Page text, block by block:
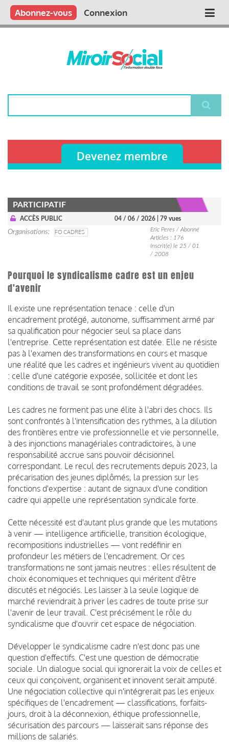
Aller
contenu
Main
Qui sommes nous ?
Vous publiez
Nous publions
Contactez-nous
Abonnez-vous Connexion
Devenez membre
PARTICIPATIF
ACCÈS PUBLIC 04 / 06 / 2026 | 79 vues
Organisations FO CADRES
Eric Peres / Abonné
Articles : 176
Inscrit(e) le 25 / 01
/ 2008
Pourquoi le syndicalisme cadre est un enjeu
d'avenir
Il existe une représentation tenace : celle d'un
encadrement protégé, autonome, suffisamment armé par
sa qualification pour négocier seul sa place dans
l'entreprise. Cette représentation est datée. Elle ne résiste
pas à l'examen des transformations en cours et masque
une réalité que les cadres et ingénieurs vivent au quotidien
: celle d'une catégorie exposée, sollicitée et dont les
conditions de travail se sont profondément dégradées.
Les cadres ne forment pas une élite à l'abri des chocs. Ils
sont confrontés à l'intensification des rythmes, à la dilution
des frontières entre vie professionnelle et vie personnelle,
à des injonctions managériales contradictoires, à une
responsabilité accrue sans pouvoir décisionnel
correspondant. Le recul des recrutements depuis 2023, la
précarisation des jeunes diplômés, la pression sur les
fonctions d'expertise : autant de signaux d'une condition
cadre qui appelle une représentation syndicale forte.
Cette nécessité est d'autant plus grande que les mutations
à venir — intelligence artificielle, transition écologique,
recompositions industrielles — vont redéfinir en
profondeur les métiers de l'encadrement. Or ces
transformations ne sont jamais neutres : elles résultent de
choix économiques et techniques qui méritent d'être
discutés et négociés. Les laisser à la seule logique de
marché reviendrait à priver les cadres de toute prise sur
l'avenir de leur travail. C'est précisément le rôle du
syndicalisme que d'ouvrir cet espace de négociation.
Développer le syndicalisme cadre n'est donc pas une
question d'effectifs. C'est une question de démocratie
sociale. Un dialogue social qui ignorerait la voix de celles et
ceux qui conçoivent, organisent et innovent serait amputé.
Une négociation collective qui n'intégrerait pas les enjeux
spécifiques de l'encadrement — classifications, forfaits-
jours, droit à la déconnexion, éthique professionnelle,
sécurisation des parcours — laisserait sans réponse des
millions de salariés.